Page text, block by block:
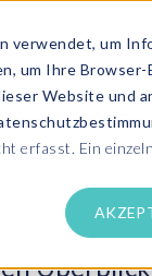
um
um Ihre Browser-
Website und
erfasst. Ein
ANGEBOT
HCM, Datenschutz &